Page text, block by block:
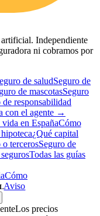
Independiente
ni cobramos por
de saludSeguro de
de mascotasSeguro
de responsabilidad
con el agente →
en EspañaCómo
¿Qué capital
o tercerosSeguro de
Todas las guías
Cómo
Aviso
Los precios